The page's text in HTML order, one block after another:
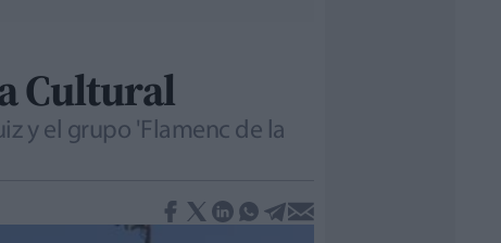
Cultural
y el grupo 'Flamenc de la